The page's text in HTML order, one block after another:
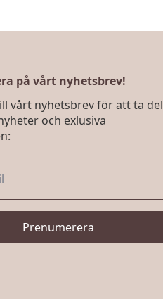
på vårt nyhetsbrev!
vårt nyhetsbrev för att ta del
och exlusiva
Prenumerera